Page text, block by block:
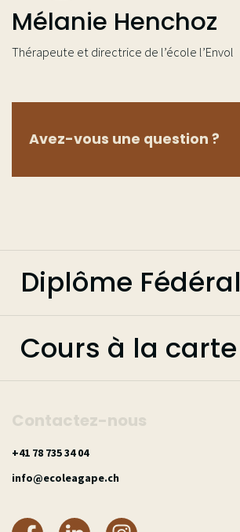
Mélanie Henchoz
Thérapeute et directrice de l’école l’Envol
Avez-vous une question ?
Diplôme Fédéral
Cours à la carte
Contactez-nous
40 43 537 87 14+
hc.epagaeloce@ofni